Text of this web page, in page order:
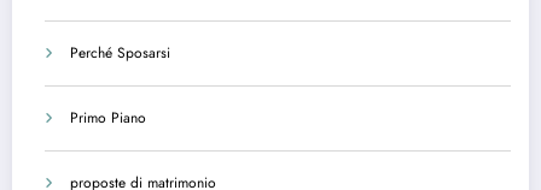
Perché Sposarsi
Primo Piano
proposte di matrimonio